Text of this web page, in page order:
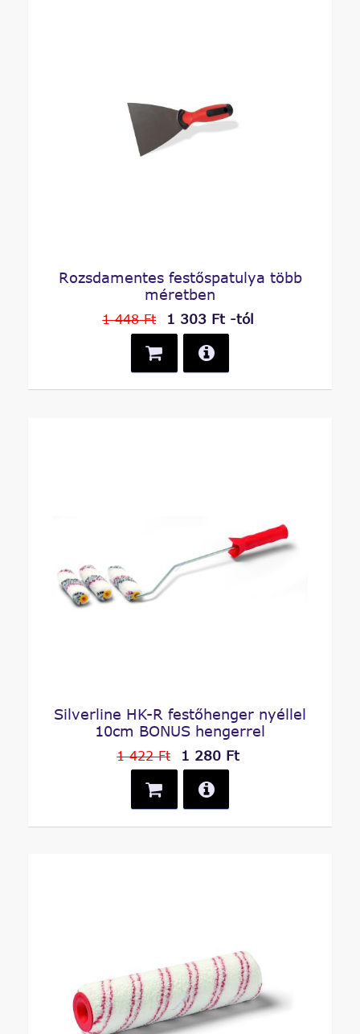
Rozsdamentes festőspatulya több
méretben
1 448 Ft 1 303 Ft -tól
Silverline HK-R festőhenger nyéllel
10cm BONUS hengerrel
1 422 Ft 1 280 Ft